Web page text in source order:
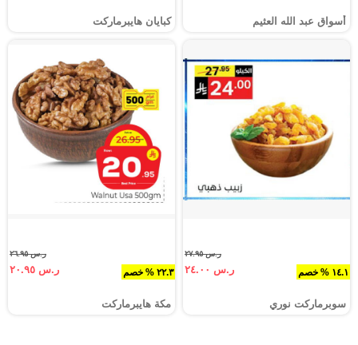
أسواق عبد الله العثيم كبايان هايبرماركت
١٤.١ % خصم
ر.س ٢٧.٩٥
ر.س ٢٤.٠٠
سوبرماركت نوري‎
٢٢.٣ % خصم
ر.س ٢٦.٩٥
ر.س ٢٠.٩٥
مكة هايبرماركت